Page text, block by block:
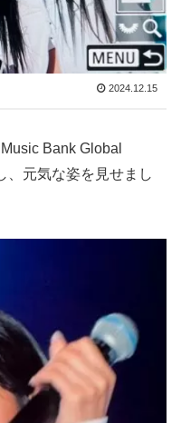
2024.12.15
Bank Global
、元気な姿を見せまし